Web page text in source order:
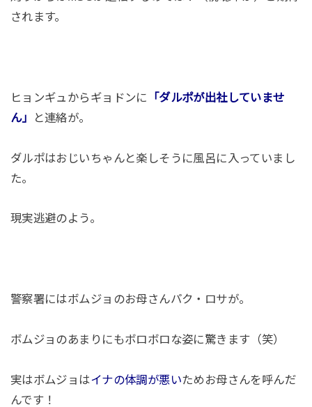
されます。
ヒョンギュからギョドンに 「ダルポが出社していませ
ん」
と連絡が。
ダルポはおじいちゃんと楽しそうに風呂に入っていまし
た。
現実逃避のよう。
警察署にはボムジョのお母さんパク・ロサが。
ボムジョのあまりにもボロボロな姿に驚きます（笑）
実はボムジョはイナの体調が悪いためお母さんを呼んだ
んです！